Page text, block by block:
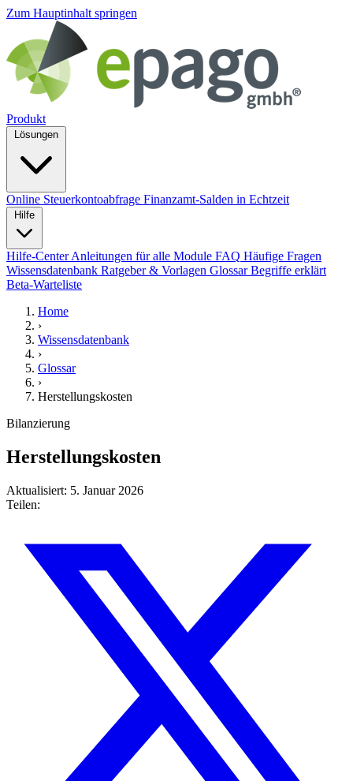
Zum Hauptinhalt springen
Produkt
Online Steuerkontoabfrage Finanzamt-Salden in Echtzeit
Hilfe-Center Anleitungen für alle Module FAQ Häufige Fragen
Wissensdatenbank Ratgeber & Vorlagen Glossar Begriffe erklärt
Beta-Warteliste
Home
›
Wissensdatenbank
›
Glossar
›
Herstellungskosten
Bilanzierung
Herstellungskosten
Aktualisiert: 5. Januar 2026
Teilen: